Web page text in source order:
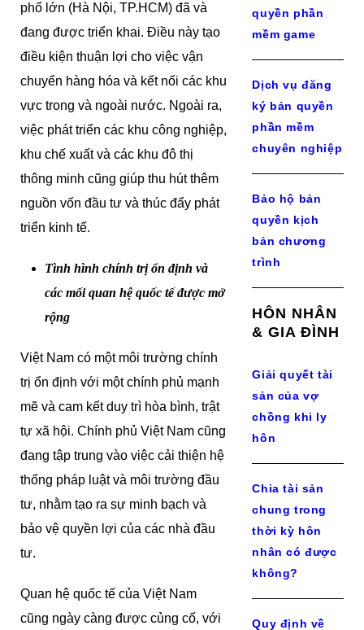
phố lớn (Hà Nội, TP.HCM) đã và
đang được triển khai. Điều này tạo
điều kiện thuận lợi cho việc vận
chuyển hàng hóa và kết nối các khu
vực trong và ngoài nước. Ngoài ra,
việc phát triển các khu công nghiệp,
khu chế xuất và các khu đô thị
thông minh cũng giúp thu hút thêm
nguồn vốn đầu tư và thúc đẩy phát
triển kinh tế.
Tình hình chính trị ổn định và
các mối quan hệ quốc tế được mở
rộng
Việt Nam có một môi trường chính
trị ổn định với một chính phủ mạnh
mẽ và cam kết duy trì hòa bình, trật
tự xã hội. Chính phủ Việt Nam cũng
đang tập trung vào việc cải thiện hệ
thống pháp luật và môi trường đầu
tư, nhằm tạo ra sự minh bạch và
bảo vệ quyền lợi của các nhà đầu
tư.
Quan hệ quốc tế của Việt Nam
cũng ngày càng được củng cố, với
quyền phần
mềm game
Dịch vụ đăng
ký bản quyền
phần mềm
chuyên nghiệp
Bảo hộ bản
quyền kịch
bản chương
trình
HÔN NHÂN
& GIA ĐÌNH
Giải quyết tài
sản của vợ
chồng khi ly
hôn
Chia tài sản
chung trong
thời kỳ hôn
nhân có được
không?
Quy định về